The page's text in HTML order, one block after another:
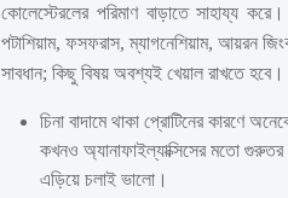
কোলেস্টেরলের পরিমাণ বাড়াতে সাহায্য
পটাশিয়াম, ফসফরাস, ম্যাগনেশিয়াম, আয়রন
সাবধান; কিছু বিষয় অবশ্যই খেয়াল রাখতে হবে।
চিনা বাদামে থাকা প্রোটিনের কারণে
কখনও অ্যানাফাইল্যাক্সিসের মতো গুরুতর
এড়িয়ে চলাই ভালো।